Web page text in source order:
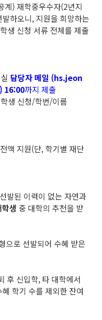
계) 재학중우수자(2년지
하오니, 지원을 희망하는
생 신청 서류 전체를 제출
담당자 메일 (hs.jeon
16:00까지 제출
생 신청/학번/이름
액 지원(단, 학기별 재단
발된 이력이 없는 자연과
생 중 대학의 추천을 받
으로 선발되어 수혜 받은
후 신입학, 타 대학에서
학기 수를 제외한 잔여